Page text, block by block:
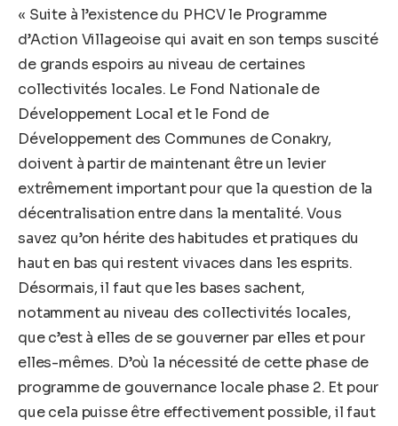
« Suite à l’existence du PHCV le Programme
d’Action Villageoise qui avait en son temps suscité
de grands espoirs au niveau de certaines
collectivités locales. Le Fond Nationale de
Développement Local et le Fond de
Développement des Communes de Conakry,
doivent à partir de maintenant être un levier
extrêmement important pour que la question de la
décentralisation entre dans la mentalité. Vous
savez qu’on hérite des habitudes et pratiques du
haut en bas qui restent vivaces dans les esprits.
Désormais, il faut que les bases sachent,
notamment au niveau des collectivités locales,
que c’est à elles de se gouverner par elles et pour
elles-mêmes. D’où la nécessité de cette phase de
programme de gouvernance locale phase 2. Et pour
que cela puisse être effectivement possible, il faut